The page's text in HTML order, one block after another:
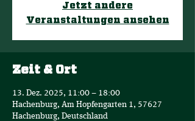
Jetzt andere
Veranstaltungen ansehen
Zeit & Ort
13. Dez. 2025, 11:00 – 18:00
Hachenburg, Am Hopfengarten 1, 57627
Hachenburg, Deutschland